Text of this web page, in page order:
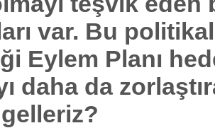
var. Bu
Eylem Planı
daha da